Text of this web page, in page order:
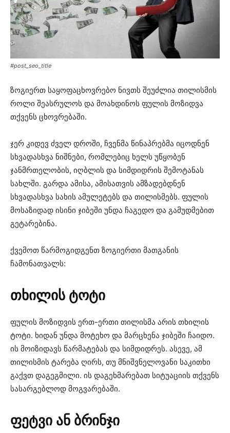
#post_seo_title
ზოგიერთ საყოფაცხოვრებო ნივთს შეუძლია თილისმის
როლი შეასრულოს და მოახდინოს ფულის მოზიდვა
თქვენს ცხოვრებაში.
ჯერ კიდევ ძველ დროში, ჩვენმა წინაპრებმა იცოდნენ
სხვადასხვა ნიშნები, რომლებიც ხელს უწყობენ
ჯანმრთელობის, იღბლის და სიმდიდრის შემოტანას
სახლში. გარდა ამისა, ამისათვის ამზადებდნენ
სხვადასხვა სახის ამულეტებს და თილისმებს. ფულის
მოსაზიდად ისინი ჯიბეში უნდა ჩაგედო და გამუდმებით
გეტარებინა.
ქვემოთ წარმოგიდგენთ ზოგიერთი მათგანის
ჩამონათვალს:
თხილის ტოტი
ფულის მოზიდვის ერთ-ერთი თილისმა არის თხილის
ტოტი. ხიდან უნდა მოტეხო და მარცხენა ჯიბეში ჩაიდო.
ის მოიზიდავს წარმატებას და სიმდიდრეს. ასევე, ამ
თილისმის ტარება ღირს, თუ მნიშვნელოვანი საკითხი
გაქვთ დაგეგმილი. ის დაგეხმარებათ სიტუაციის თქვენს
სასარგებლოდ მოგვარებაში.
ფეტვი ან ბრინჯი